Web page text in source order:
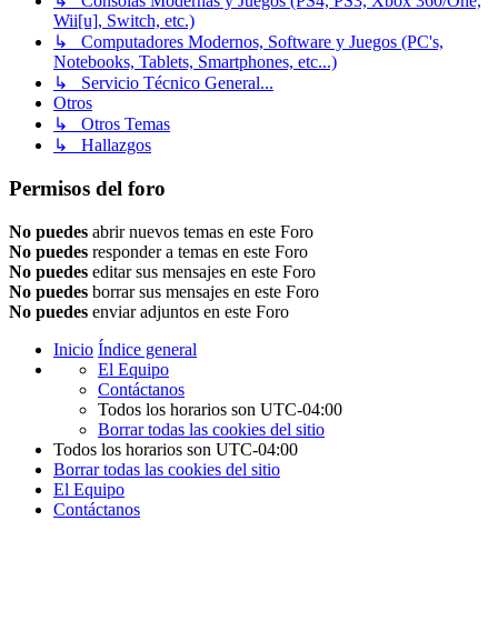
Wii[u], Switch, etc.)
↳ Computadores Modernos, Software y Juegos (PC's,
Notebooks, Tablets, Smartphones, etc...)
↳ Servicio Técnico General...
Otros
↳ Otros Temas
↳ Hallazgos
Permisos del foro
No puedes abrir nuevos temas en este Foro
No puedes responder a temas en este Foro
No puedes editar sus mensajes en este Foro
No puedes borrar sus mensajes en este Foro
No puedes enviar adjuntos en este Foro
Inicio Índice general
El Equipo
Contáctanos
Todos los horarios son UTC-04:00
Borrar todas las cookies del sitio
Todos los horarios son UTC-04:00
Borrar todas las cookies del sitio
El Equipo
Contáctanos